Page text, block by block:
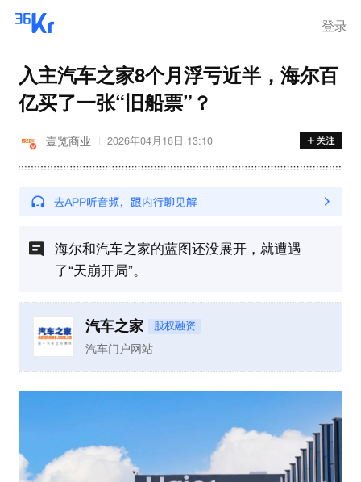
登录
入主汽车之家8个月浮亏近半，海尔百
亿买了一张“旧船票”？
壹览商业 2026年04月16日 13:10
海尔和汽车之家的蓝图还没展开，就遭遇
了“天崩开局”。
汽车之家 股权融资
汽车门户网站